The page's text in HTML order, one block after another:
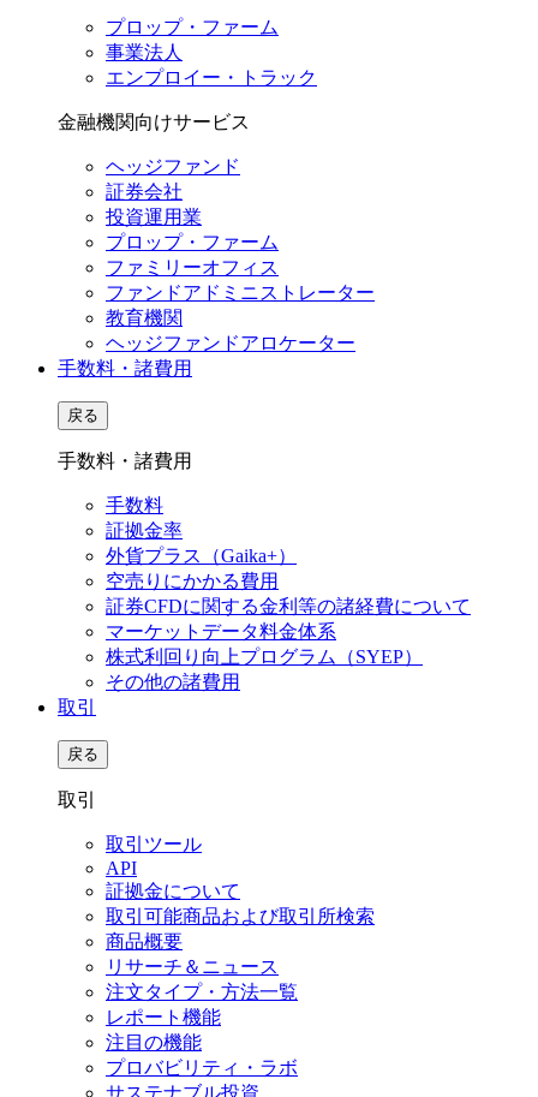
プロップ・ファーム
事業法人
エンプロイー・トラック
金融機関向けサービス
ヘッジファンド
証券会社
投資運用業
プロップ・ファーム
ファミリーオフィス
ファンドアドミニストレーター
教育機関
ヘッジファンドアロケーター
手数料・諸費用
戻る
手数料・諸費用
手数料
証拠金率
外貨プラス（Gaika+）
空売りにかかる費用
証券CFDに関する金利等の諸経費について
マーケットデータ料金体系
株式利回り向上プログラム（SYEP）
その他の諸費用
取引
戻る
取引
取引ツール
API
証拠金について
取引可能商品および取引所検索
商品概要
リサーチ＆ニュース
注文タイプ・方法一覧
レポート機能
注目の機能
プロバビリティ・ラボ
サステナブル投資